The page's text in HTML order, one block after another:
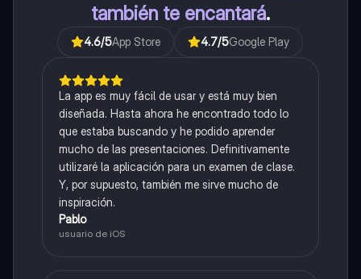
también te encantará.
4.6/5App Store 4.7/5Google Play
La app es muy fácil de usar y está muy bien
diseñada. Hasta ahora he encontrado todo lo
que estaba buscando y he podido aprender
mucho de las presentaciones. Definitivamente
utilizaré la aplicación para un examen de clase.
Y, por supuesto, también me sirve mucho de
inspiración.
Pablo
usuario de iOS